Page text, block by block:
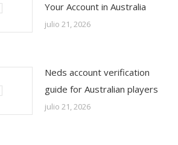
Your Account in Australia
julio 21, 2026
Neds account verification
guide for Australian players
julio 21, 2026